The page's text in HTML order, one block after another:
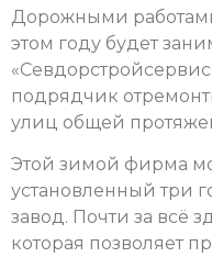
Дорожными
этом году будет
подрядчик
улиц общей
Этой зимой фирма
установленный три
завод. Почти за всё
которая позволяет